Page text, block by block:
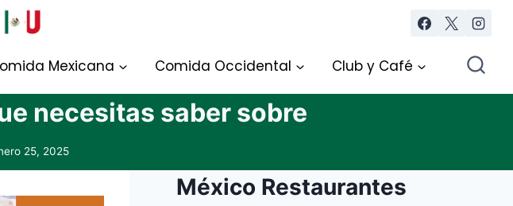
Mexicana Comida Occidental Club y Café
necesitas saber sobre
25, 2025
México Restaurantes